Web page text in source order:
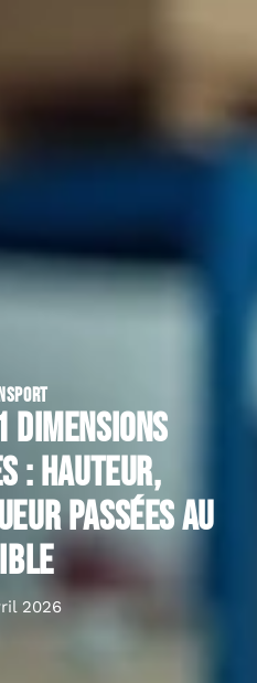
dimensions
: hauteur,
passées au
2026